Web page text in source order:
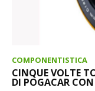
COMPONENTISTICA
CINQUE VOLTE
DI POGACAR